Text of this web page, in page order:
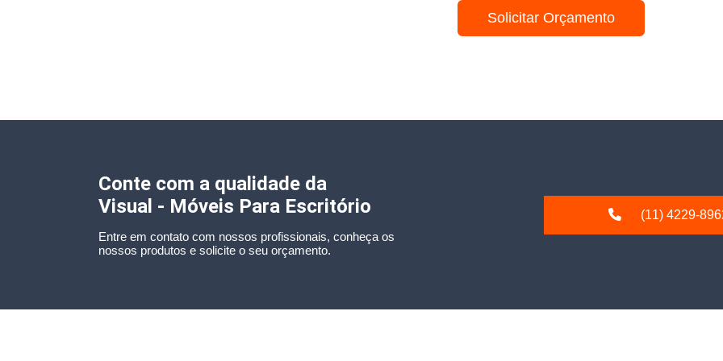
Solicitar Orçamento
Conte com a qualidade da
Visual - Móveis Para Escritório
Entre em contato com nossos profissionais, conheça os
nossos produtos e solicite o seu orçamento.
(11) 4229-